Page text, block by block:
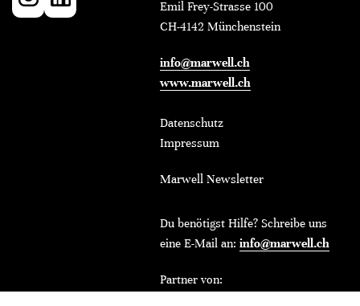
Emil Frey-Strasse 100
CH-4142 Münchenstein
info@marwell.ch
www.marwell.ch
Datenschutz
Impressum
Marwell Newsletter
Du benötigst Hilfe? Schreibe uns
eine E-Mail an: info@marwell.ch
Partner von: